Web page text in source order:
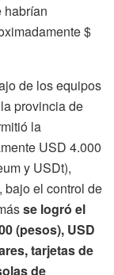
habrían
$
de los equipos
provincia de
la
USD 4.000
y USDt),
bajo el control de
se logró el
(pesos), USD
tarjetas de
de